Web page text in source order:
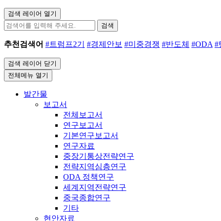
검색 레이어 열기
검색
추천검색어 #트럼프2기 #경제안보 #미중경쟁 #반도체 #ODA #
검색 레이어 닫기
전체메뉴 열기
발간물
보고서
전체보고서
연구보고서
기본연구보고서
연구자료
중장기통상전략연구
전략지역심층연구
ODA 정책연구
세계지역전략연구
중국종합연구
기타
현안자료